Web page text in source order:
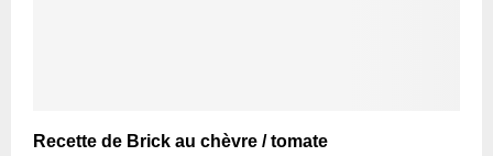
Recette de Brick au chèvre / tomate